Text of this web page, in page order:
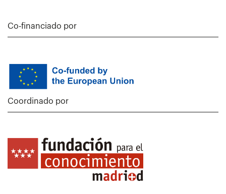
Co-financiado por
Coordinado por